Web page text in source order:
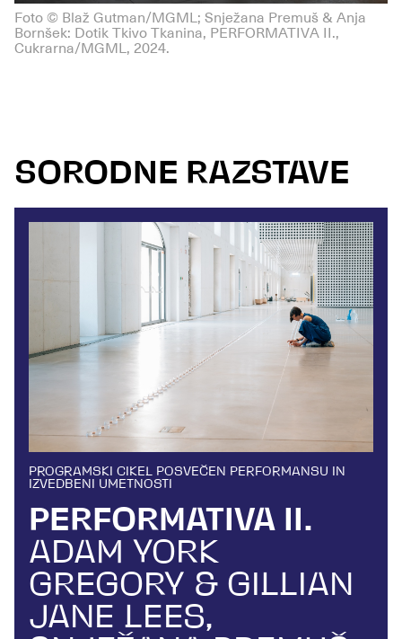
Foto © Blaž Gutman/MGML; Snježana Premuš & Anja
Bornšek: Dotik Tkivo Tkanina, PERFORMATIVA II.,
Cukrarna/MGML, 2024.
SORODNE RAZSTAVE
PROGRAMSKI CIKEL POSVEČEN PERFORMANSU IN
IZVEDBENI UMETNOSTI
PERFORMATIVA II.
ADAM YORK
GREGORY & GILLIAN
JANE LEES,